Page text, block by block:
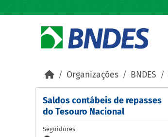
Organizações BNDES
Saldos contábeis de repasses
do Tesouro Nacional
Seguidores